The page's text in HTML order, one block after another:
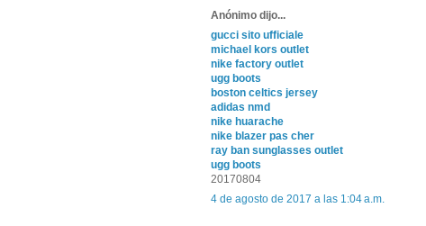
Anónimo dijo...
gucci sito ufficiale
michael kors outlet
nike factory outlet
ugg boots
boston celtics jersey
adidas nmd
nike huarache
nike blazer pas cher
ray ban sunglasses outlet
ugg boots
20170804
4 de agosto de 2017 a las 1:04 a.m.